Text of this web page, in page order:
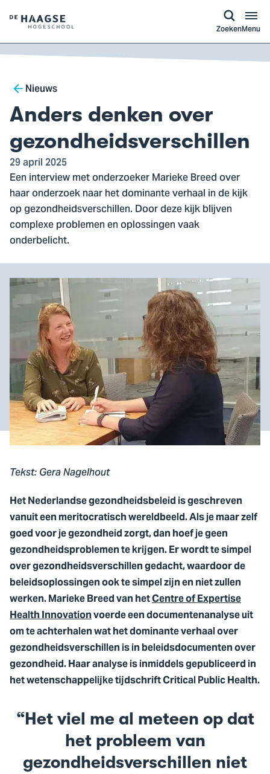
Logo
van
De
Hogeschool,
ga
naar
de
homepagina
ZoekenMenu
Breadcrumb
Nieuws
Anders denken over
gezondheidsverschillen
29 april 2025
Een interview met onderzoeker Marieke Breed over
haar onderzoek naar het dominante verhaal in de kijk
op gezondheidsverschillen. Door deze kijk blijven
complexe problemen en oplossingen vaak
onderbelicht.
Tekst: Gera Nagelhout
Het Nederlandse gezondheidsbeleid is geschreven
vanuit een meritocratisch wereldbeeld. Als je maar zelf
goed voor je gezondheid zorgt, dan hoef je geen
gezondheidsproblemen te krijgen. Er wordt te simpel
over gezondheidsverschillen gedacht, waardoor de
beleidsoplossingen ook te simpel zijn en niet zullen
werken. Marieke Breed van hetCentre of Expertise
Health Innovationvoerde een documentenanalyse uit
om te achterhalen wat het dominante verhaal over
gezondheidsverschillen is in beleidsdocumenten over
gezondheid. Haar analyse is inmiddels gepubliceerd in
het wetenschappelijke tijdschrift Critical Public Health.
Het viel me al meteen op dat
het probleem van
gezondheidsverschillen niet